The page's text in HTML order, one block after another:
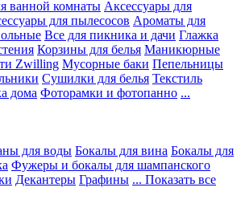
ванной комнаты Аксессуары для
для пылесосов Ароматы для
Все для пикника и дачи Глажка
Корзины для белья Маникюрные
Zwilling Мусорные баки Пепельницы
Сушилки для белья Текстиль
дома Фоторамки и фотопанно ...
для воды Бокалы для вина Бокалы для
Фужеры и бокалы для шампанского
Декантеры Графины ... Показать все